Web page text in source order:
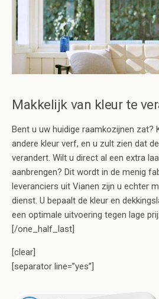
Makkelijk van kleur te
Bent u uw huidige raamkozijnen zat?
andere kleur verf, en u zult zien dat
verandert. Wilt u direct al een extra
aanbrengen? Dit wordt in de menig
leveranciers uit Vianen zijn u echter
dienst. U bepaalt de kleur en
een optimale uitvoering tegen lage
[/one_half_last]
[clear]
[separator line=”yes”]